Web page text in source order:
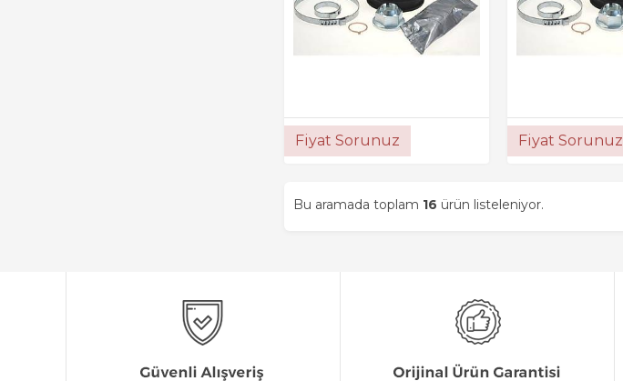
Fiyat Sorunuz Fiyat Sorunuz
Bu aramada toplam 16 ürün listeleniyor.